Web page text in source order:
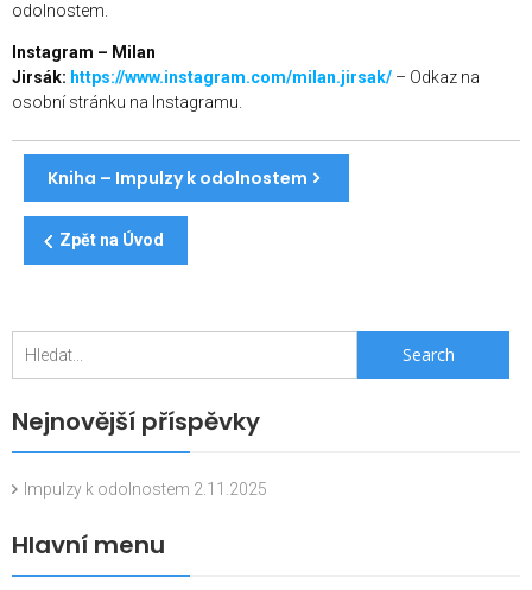
odolnostem.
Instagram – Milan
Jirsák: https://www.instagram.com/milan.jirsak/ – Odkaz na
osobní stránku na Instagramu.
Kniha – Impulzy k odolnostem
Zpět na Úvod
Nejnovější příspěvky
Impulzy k odolnostem 2.11.2025
Hlavní menu